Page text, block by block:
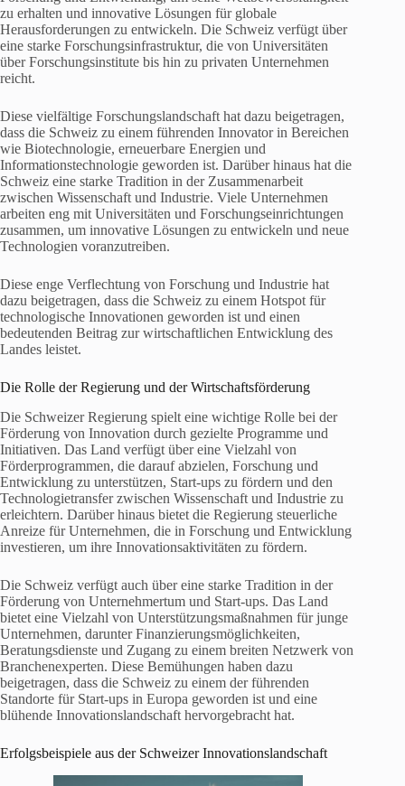
zu erhalten und innovative Lösungen für globale
Herausforderungen zu entwickeln. Die Schweiz verfügt über
eine starke Forschungsinfrastruktur, die von Universitäten
über Forschungsinstitute bis hin zu privaten Unternehmen
reicht.
Diese vielfältige Forschungslandschaft hat dazu beigetragen,
dass die Schweiz zu einem führenden Innovator in Bereichen
wie Biotechnologie, erneuerbare Energien und
Informationstechnologie geworden ist. Darüber hinaus hat die
Schweiz eine starke Tradition in der Zusammenarbeit
zwischen Wissenschaft und Industrie. Viele Unternehmen
arbeiten eng mit Universitäten und Forschungseinrichtungen
zusammen, um innovative Lösungen zu entwickeln und neue
Technologien voranzutreiben.
Diese enge Verflechtung von Forschung und Industrie hat
dazu beigetragen, dass die Schweiz zu einem Hotspot für
technologische Innovationen geworden ist und einen
bedeutenden Beitrag zur wirtschaftlichen Entwicklung des
Landes leistet.
Die Rolle der Regierung und der Wirtschaftsförderung
Die Schweizer Regierung spielt eine wichtige Rolle bei der
Förderung von Innovation durch gezielte Programme und
Initiativen. Das Land verfügt über eine Vielzahl von
Förderprogrammen, die darauf abzielen, Forschung und
Entwicklung zu unterstützen, Start-ups zu fördern und den
Technologietransfer zwischen Wissenschaft und Industrie zu
erleichtern. Darüber hinaus bietet die Regierung steuerliche
Anreize für Unternehmen, die in Forschung und Entwicklung
investieren, um ihre Innovationsaktivitäten zu fördern.
Die Schweiz verfügt auch über eine starke Tradition in der
Förderung von Unternehmertum und Start-ups. Das Land
bietet eine Vielzahl von Unterstützungsmaßnahmen für junge
Unternehmen, darunter Finanzierungsmöglichkeiten,
Beratungsdienste und Zugang zu einem breiten Netzwerk von
Branchenexperten. Diese Bemühungen haben dazu
beigetragen, dass die Schweiz zu einem der führenden
Standorte für Start-ups in Europa geworden ist und eine
blühende Innovationslandschaft hervorgebracht hat.
Erfolgsbeispiele aus der Schweizer Innovationslandschaft